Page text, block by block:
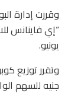
وقررت إدارة
يونيو.
جنيه للسهم الواحد